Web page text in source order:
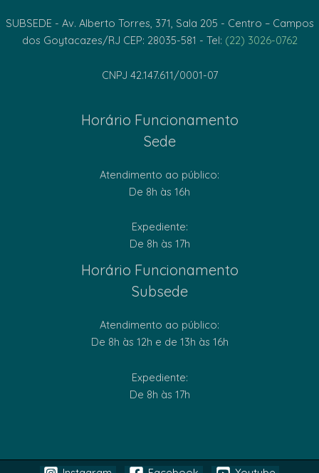
SUBSEDE - Av. Alberto Torres, 371, Sala 205 - Centro – Campos
dos Goytacazes/RJ CEP: 28035-581 - Tel: (22) 3026-0762
CNPJ 42.147.611/0001-07
Horário Funcionamento
Sede
Atendimento ao público:
De 8h às 16h
Expediente:
De 8h às 17h
Horário Funcionamento
Subsede
Atendimento ao público:
De 8h às 12h e de 13h às 16h
Expediente:
De 8h às 17h